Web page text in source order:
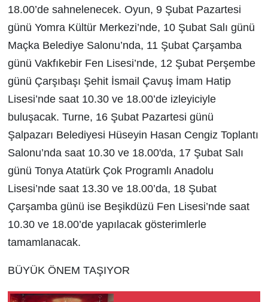
18.00’de sahnelenecek. Oyun, 9 Şubat Pazartesi
günü Yomra Kültür Merkezi’nde, 10 Şubat Salı günü
Maçka Belediye Salonu’nda, 11 Şubat Çarşamba
günü Vakfıkebir Fen Lisesi’nde, 12 Şubat Perşembe
günü Çarşıbaşı Şehit İsmail Çavuş İmam Hatip
Lisesi’nde saat 10.30 ve 18.00’de izleyiciyle
buluşacak. Turne, 16 Şubat Pazartesi günü
Şalpazarı Belediyesi Hüseyin Hasan Cengiz Toplantı
Salonu’nda saat 10.30 ve 18.00'da, 17 Şubat Salı
günü Tonya Atatürk Çok Programlı Anadolu
Lisesi’nde saat 13.30 ve 18.00’da, 18 Şubat
Çarşamba günü ise Beşikdüzü Fen Lisesi’nde saat
10.30 ve 18.00’de yapılacak gösterimlerle
tamamlanacak.
BÜYÜK ÖNEM TAŞIYOR